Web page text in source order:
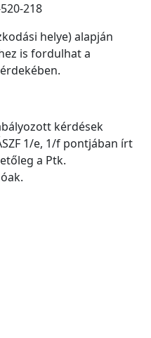
218
helye) alapján
is fordulhat a
kérdések
1/e, 1/f pontjában írt
a Ptk.